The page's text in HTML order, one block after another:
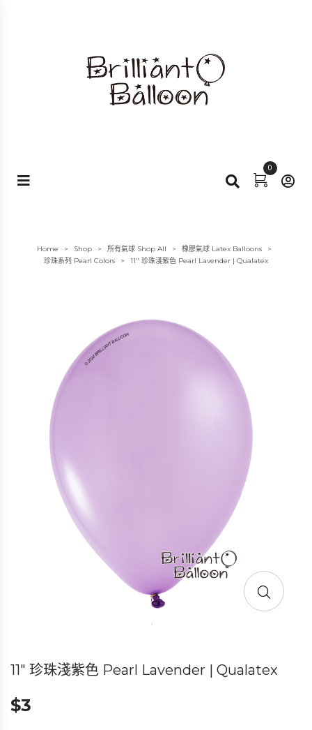
0
Home > Shop > 所有氣球 Shop All > 橡膠氣球 Latex Balloons >
珍珠系列 Pearl Colors > 11″ 珍珠淺紫色 Pearl Lavender | Qualatex
11″ 珍珠淺紫色 Pearl Lavender | Qualatex
$3